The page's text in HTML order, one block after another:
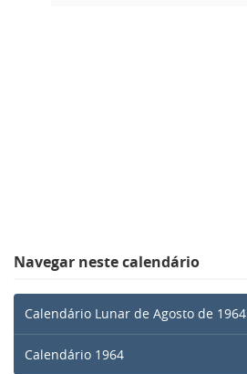
Navegar neste calendário
Calendário Lunar de Agosto de 1964
Calendário 1964